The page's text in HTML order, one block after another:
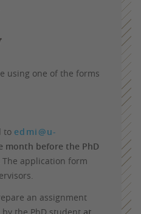
using one of the forms
to edmi@u-
month before the PhD
The application form
an assignment